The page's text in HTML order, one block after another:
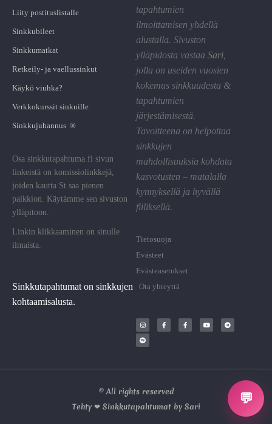
💬
Liity postituslistalle
Sinkkubileet
Sinkkumatkat
Retkeily- ja vaellussinkut
Käykö viuhka?
Verkkokurssit sinkuille
Sinkkujuhannus ®
Osa sinkkutapahtuma.fi sivun
linkeistä on komissiolinkkejä,
joiden kautta St saa pienen
palkkion. Käytämme sen sivuston
ylläpitoon.
Linkin klikkaaminen on sinulle
ilmaista.
Sinkkutapahtumat on sinkkujen
kohtaamisalusta.
tapahtumien
ilmoittamisen yhdellä
alustalla. Sivuston
ylläpidosta vastaa Sari
jolla on useiden vuosien
kokemus sinkkuudesta &
tapahtumien
järjestämisestä.
Tavoitteena on helpottaa
sinkkujen
mahdollisuuksia kohdata
kasvotusten – matalalla
kynnyksellä ja hyvällä
fiiliksellä.
Tietosuoja
Evästeet
Evästeasetukset
Ota yhteyttä
© All rights reserved
Tehty ❤ Sinkkutapahtumat by Sari